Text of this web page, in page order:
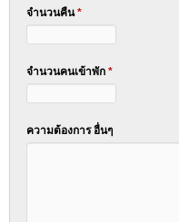
จำนวนคืน*
จำนวนคนเข้าพัก *
ความต้องการ อื่นๆ